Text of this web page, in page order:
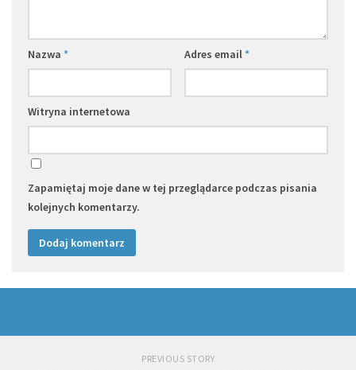
Nazwa * Adres email*
Witryna internetowa
Zapamiętaj moje dane w tej przeglądarce podczas pisania
kolejnych komentarzy.
PREVIOUS STORY